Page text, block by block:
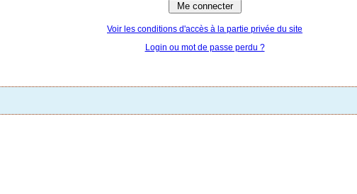
Voir les conditions d'accès à la partie privée du site
Login ou mot de passe perdu ?